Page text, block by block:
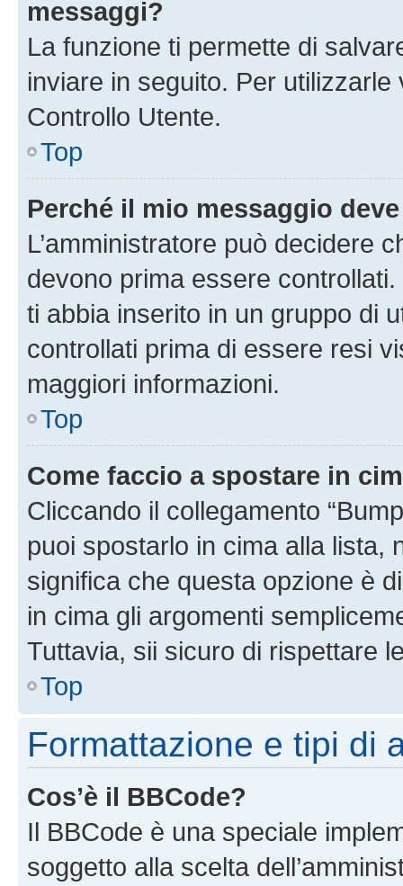
messaggi?
La funzione ti permette di
inviare in seguito. Per utilizzarle
Controllo Utente.
Top
Perché il mio messaggio
L’amministratore può decidere
devono prima essere
ti abbia inserito in un gruppo di
controllati prima di essere resi
maggiori informazioni.
Top
Come faccio a spostare in
Cliccando il collegamento
puoi spostarlo in cima alla lista,
significa che questa opzione è
in cima gli argomenti
Tuttavia, sii sicuro di rispettare
Top
Formattazione e tipi di
Cos’è il BBCode?
Il BBCode è una speciale
soggetto alla scelta